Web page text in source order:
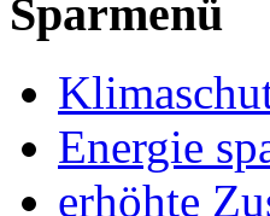
Sparmenü
Energie
erhöhte